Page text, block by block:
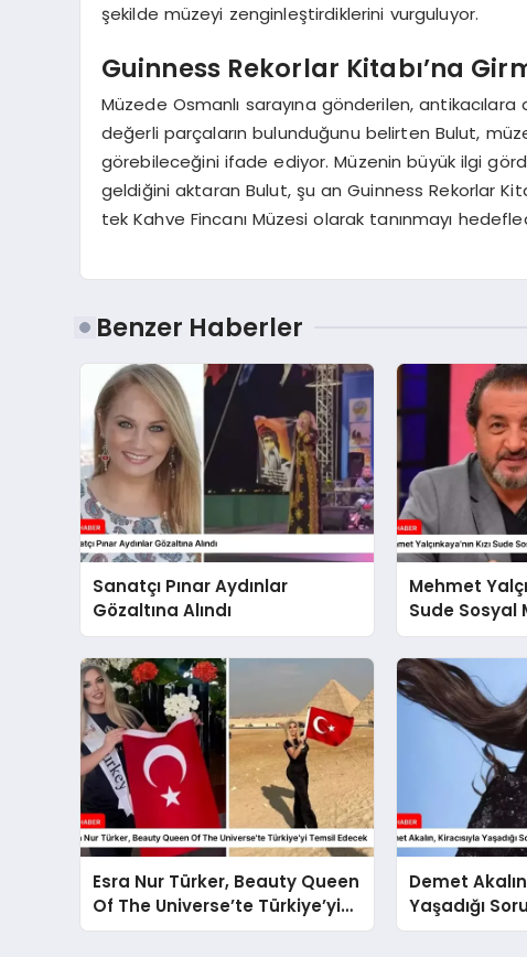
şekilde müzeyi zenginleştirdiklerini vurguluyor.
Guinness Rekorlar Kitabı’na
Müzede Osmanlı sarayına gönderilen,
değerli parçaların bulunduğunu belirten Bulut,
görebileceğini ifade ediyor. Müzenin büyük ilgi
geldiğini aktaran Bulut, şu an Guinness Rekorlar
tek Kahve Fincanı Müzesi olarak tanınmayı
Benzer Haberler
Sanatçı Pınar Aydınlar
Gözaltına Alındı
Mehmet
Sude Sosyal
Esra Nur Türker, Beauty Queen
Of The Universe’te Türkiye’yi
Temsil Edecek
Demet
Yaşadığı
Gündemde